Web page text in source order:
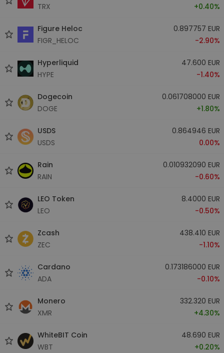
TRX
+0.40%
Figure Heloc
FIGR_HELOC
0.897757 EUR
-2.90%
Hyperliquid
HYPE
47.600 EUR
-1.40%
Dogecoin
DOGE
0.061708000 EUR
+1.80%
USDS
USDS
0.864946 EUR
0.00%
Rain
RAIN
0.010932090 EUR
-0.60%
LEO Token
LEO
8.4000 EUR
-0.50%
Zcash
ZEC
438.410 EUR
-1.10%
Cardano
ADA
0.173186000 EUR
-0.10%
Monero
XMR
332.320 EUR
+4.30%
WhiteBIT Coin
WBT
48.690 EUR
+0.20%